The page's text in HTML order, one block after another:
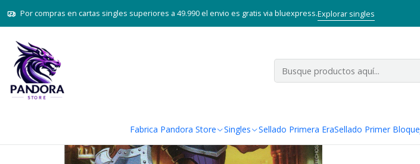
Fabrica Pandora Store Singles Sellado Primera EraSellado Primer Bloque
Por compras en cartas singles superiores a 49.990 el envio es gratis via bluexpress.Explorar singles
Inicio Juegos de cartas TCG Mitos y Leyendas TCG Singles Primer Bloque MYL